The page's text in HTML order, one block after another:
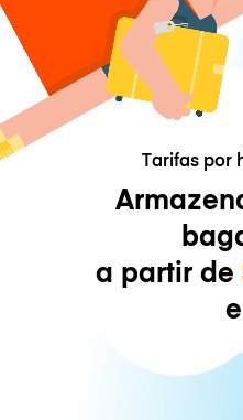
Tarifas por
a partir de